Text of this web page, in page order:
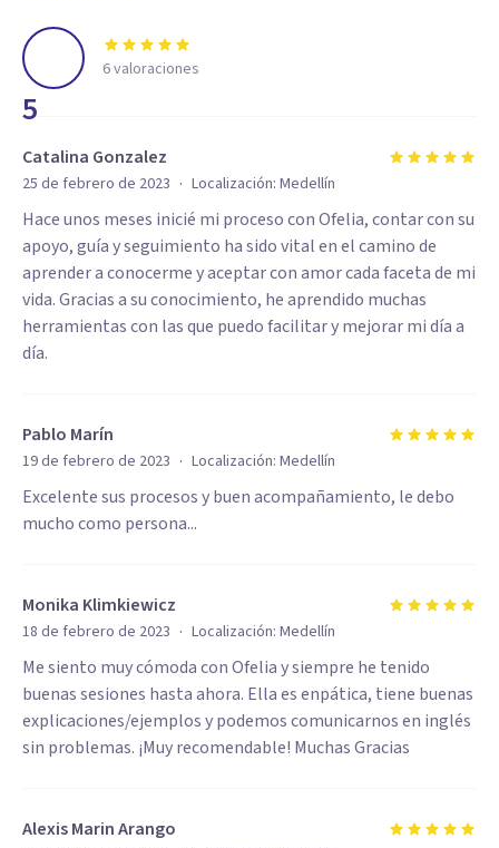
5
6valoraciones
Catalina Gonzalez
25 de febrero de 2023 · Localización: Medellín
Hace unos meses inicié mi proceso con Ofelia, contar con su
apoyo, guía y seguimiento ha sido vital en el camino de
aprender a conocerme y aceptar con amor cada faceta de mi
vida. Gracias a su conocimiento, he aprendido muchas
herramientas con las que puedo facilitar y mejorar mi día a
día.
Pablo Marín
19 de febrero de 2023 · Localización: Medellín
Excelente sus procesos y buen acompañamiento, le debo
mucho como persona...
Monika Klimkiewicz
18 de febrero de 2023 · Localización: Medellín
Me siento muy cómoda con Ofelia y siempre he tenido
buenas sesiones hasta ahora. Ella es enpática, tiene buenas
explicaciones/ejemplos y podemos comunicarnos en inglés
sin problemas. ¡Muy recomendable! Muchas Gracias
Alexis Marin Arango